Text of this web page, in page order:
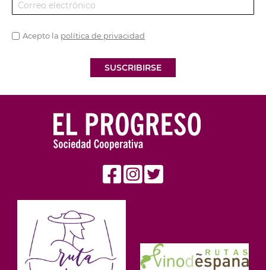
SUSCRIBIRSE
Acepto la política de privacidad